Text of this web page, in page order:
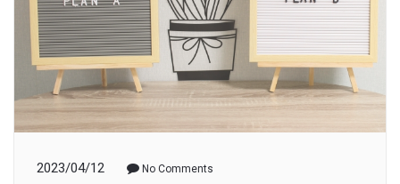
2023/04/12 No Comments